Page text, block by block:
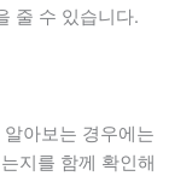
줄 수 있습니다.
아보는 경우에는
지를 함께 확인해